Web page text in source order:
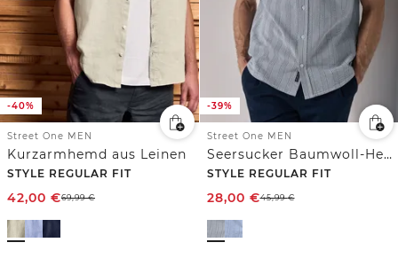
-40%
Street One MEN
Kurzarmhemd aus Leinen
STYLE REGULAR FIT
42,00 €69,99€
-39%
Street One MEN
Seersucker Baumwoll-Hemd
STYLE REGULAR FIT
28,00 €45,99€